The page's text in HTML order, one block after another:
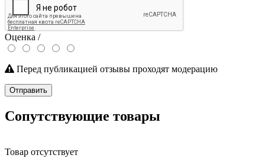
Оценка /
Перед публикацией отзывы проходят модерацию
Отправить
Сопутствующие товары
Товар отсутствует